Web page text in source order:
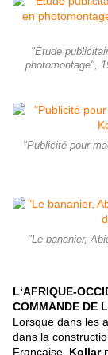
"Étude
photomontage",
"Publicité pour
"Le bananier,
L‘AFRIQUE-
COMMANDE DE
Lorsque dans les
dans la
Française, Kollar